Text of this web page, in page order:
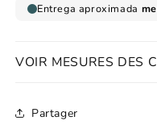
VOIR MESURES DES
Partager